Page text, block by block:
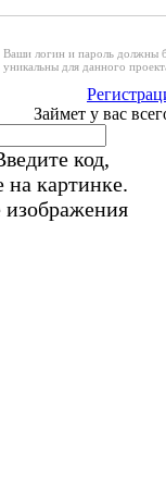
Ваши логин и пароль должны
уникальны для данного
Займет у вас
код,
на картинке.